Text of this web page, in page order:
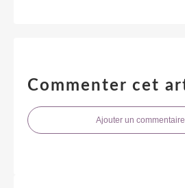
Commenter cet
Ajouter un commentaire